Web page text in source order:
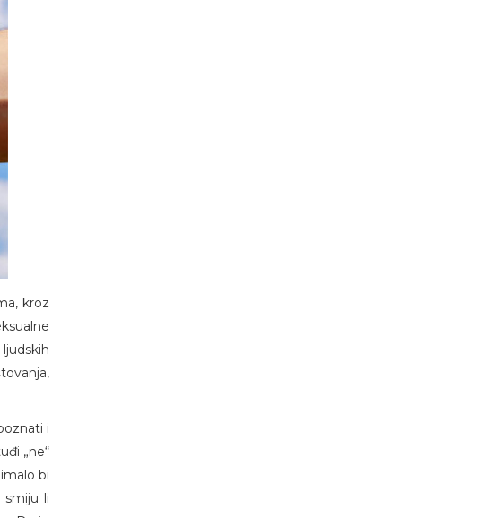
kroz
i
„ne“
bi
smiju li